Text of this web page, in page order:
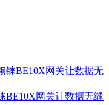
BE10X网关让数据无缝